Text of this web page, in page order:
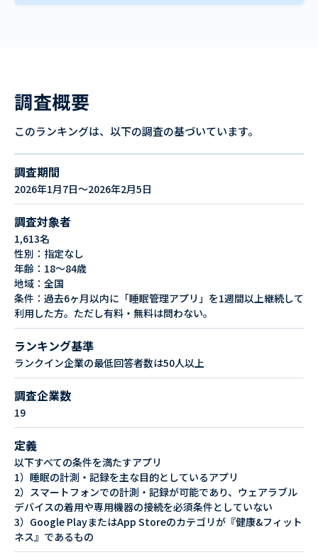
調査概要
このランキングは、以下の調査の基づいています。
調査期間
2026年1月7日～2026年2月5日
調査対象者
1,613名
性別：指定なし
年齢：18〜84歳
地域：全国
条件：過去6ヶ月以内に「睡眠管理アプリ」を1週間以上継続して
利用した方。ただし有料・無料は問わない。
ランキング基準
ランクイン企業の最低回答者数は50人以上
調査企業数
19
定義
以下すべての条件を満たすアプリ
1）睡眠の計測・記録を主な目的としているアプリ
2）スマートフォンでの計測・記録が可能であり、ウェアラブル
デバイスの着用や専用機器の接続を必須条件としていない
3）Google PlayまたはApp Storeのカテゴリが『健康&フィット
ネス』であるもの